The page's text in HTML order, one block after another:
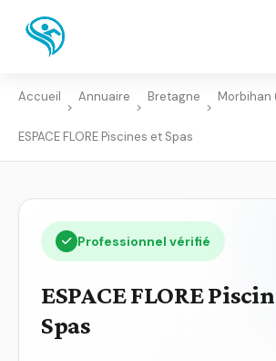
Accueil
>
Annuaire
>
Bretagne
>
Morbihan
ESPACE FLORE Piscines et Spas
Professionnel vérifié
ESPACE FLORE
Spas